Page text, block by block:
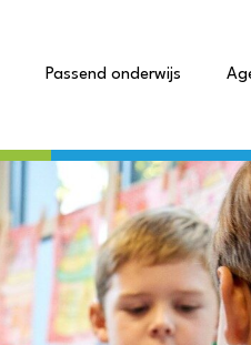
Passend onderwijs